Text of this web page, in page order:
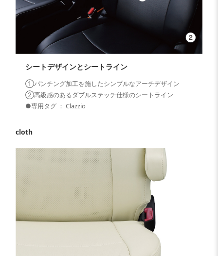
シートデザインとシートライン
①パンチング加工を施したシンプルなアーチデザイン
②高級感のあるダブルステッチ仕様のシートライン
●専用タグ ： Clazzio
cloth